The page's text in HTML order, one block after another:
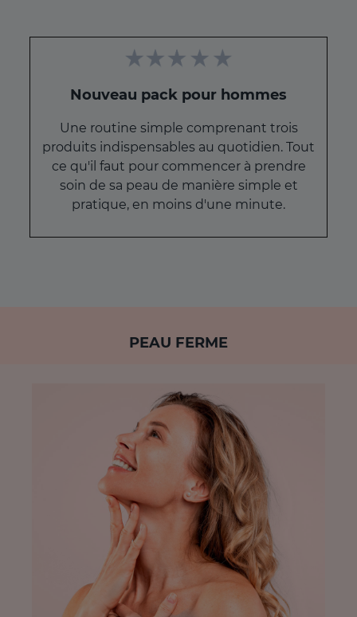
Nouveau pack pour hommes
Une routine simple comprenant trois
produits indispensables au quotidien. Tout
ce qu'il faut pour commencer à prendre
soin de sa peau de manière simple et
pratique, en moins d'une minute.
PEAU FERME